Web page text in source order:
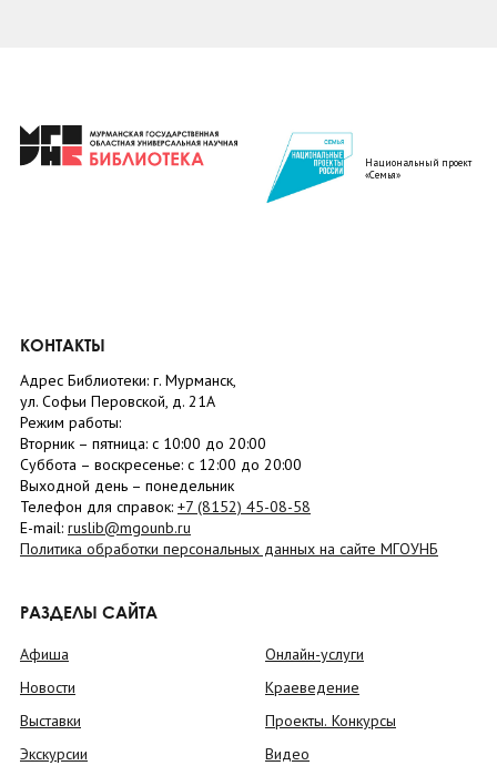
Национальный проект
«Семья»
КОНТАКТЫ
Адрес Библиотеки: г. Мурманск,
ул. Софьи Перовской, д. 21А
Режим работы:
Вторник – пятница: с 10:00 до 20:00
Суббота – воскресенье: c 12:00 до 20:00
Выходной день – понедельник
Телефон для справок: +7 (8152) 45-08-58
E-mail: ruslib@mgounb.ru
Политика обработки персональных данных на сайте МГОУНБ
РАЗДЕЛЫ САЙТА
Афиша
Новости
Выставки
Экскурсии
Онлайн-услуги
Краеведение
Проекты. Конкурсы
Видео